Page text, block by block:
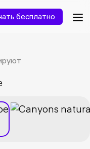
бесплатно